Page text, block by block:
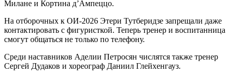
Милане и Кортина д’Ампеццо.
На отборочных к ОИ-2026 Этери Тутберидзе запрещали даже
контактировать с фигуристкой. Теперь тренер и воспитанница
смогут общаться не только по телефону.
Среди наставников Аделии Петросян числятся также тренер
Сергей Дудаков и хореограф Даниил Глейхенгауз.